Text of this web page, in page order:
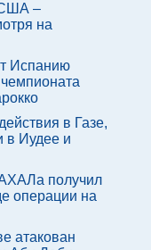
–
на
Испанию
в Газе,
в Иудее и
получил
операции на
атакован